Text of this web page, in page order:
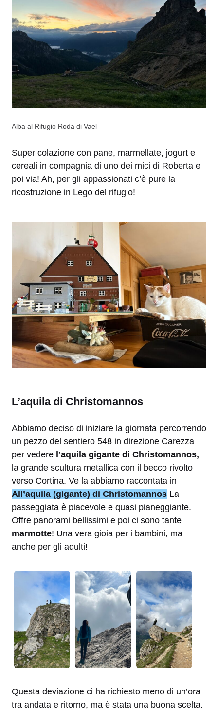
Alba al Rifugio Roda di Vael
Super colazione con pane, marmellate, jogurt e
cereali in compagnia di uno dei mici di Roberta e
poi via! Ah, per gli appassionati c’è pure la
ricostruzione in Lego del rifugio!
L’aquila di Christomannos
Abbiamo deciso di iniziare la giornata percorrendo
un pezzo del sentiero 548 in direzione Carezza
per vedere l’aquila gigante di Christomannos,
la grande scultura metallica con il becco rivolto
verso Cortina. Ve la abbiamo raccontata in
All’aquila (gigante) di Christomannos La
passeggiata è piacevole e quasi pianeggiante.
Offre panorami bellissimi e poi ci sono tante
marmotte! Una vera gioia per i bambini, ma
anche per gli adulti!
Questa deviazione ci ha richiesto meno di un’ora
tra andata e ritorno, ma è stata una buona scelta.